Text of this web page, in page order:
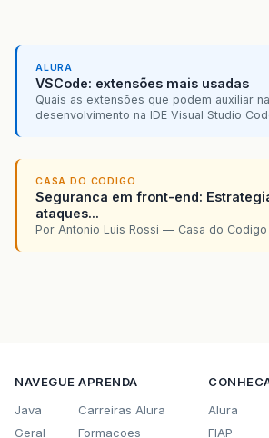
ALURA
VSCode: extensões mais usadas
Quais as extensões que podem auxiliar
desenvolvimento na IDE Visual Studio
CASA DO CODIGO
Seguranca em front-end:
ataques...
Por Antonio Luis Rossi — Casa do Codigo
NAVEGUE
Java
Geral
APRENDA
Carreiras Alura
Formacoes
Alura
FIAP